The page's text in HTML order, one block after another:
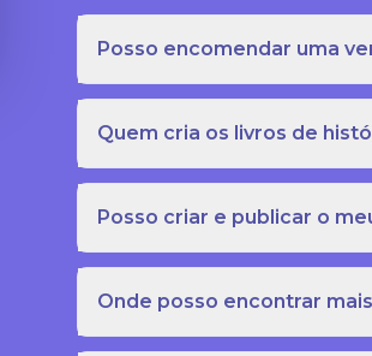
Posso encomendar uma
Quem cria os livros de
Posso criar e publicar o
Onde posso encontrar